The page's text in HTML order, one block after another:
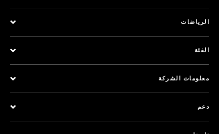
الرياضات
الفئة
معلومات الشركة
دعم